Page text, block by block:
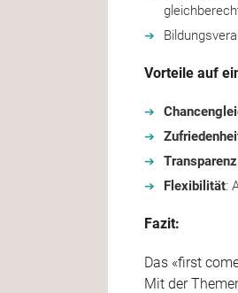
Vorteile auf
Transparenz
Flexibilität:
Fazit:
Das «first
Mit der